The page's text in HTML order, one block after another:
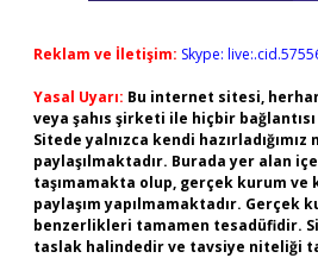
Reklam ve İletişim: Skype:
Yasal Uyarı: Bu internet sitesi,
veya şahıs şirketi ile hiçbir
Sitede yalnızca kendi
paylaşılmaktadır. Burada yer alan
taşımamakta olup, gerçek kurum ve
paylaşım yapılmamaktadır. Gerçek
benzerlikleri tamamen tesadüfidir.
taslak halindedir ve tavsiye niteliği